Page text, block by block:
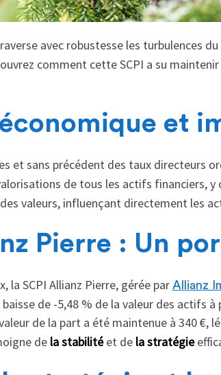
avec robustesse les turbulences
comment cette SCPI a su
et
et sans précédent des taux directeurs
de tous les actifs financiers, y
valeurs, influençant directement les
Pierre : Un
la SCPI Allianz Pierre, gérée par Allianz
de -5,48 % de la valeur des actifs
de la part a été maintenue à 340 €,
de la stabilitéet de la stratégie